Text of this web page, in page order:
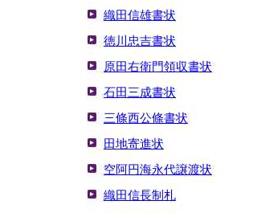
織田信雄書状
徳川忠吉書状
原田右衛門領収書状
石田三成書状
三條西公條書状
田地寄進状
空阿円海永代譲渡状
織田信長制札